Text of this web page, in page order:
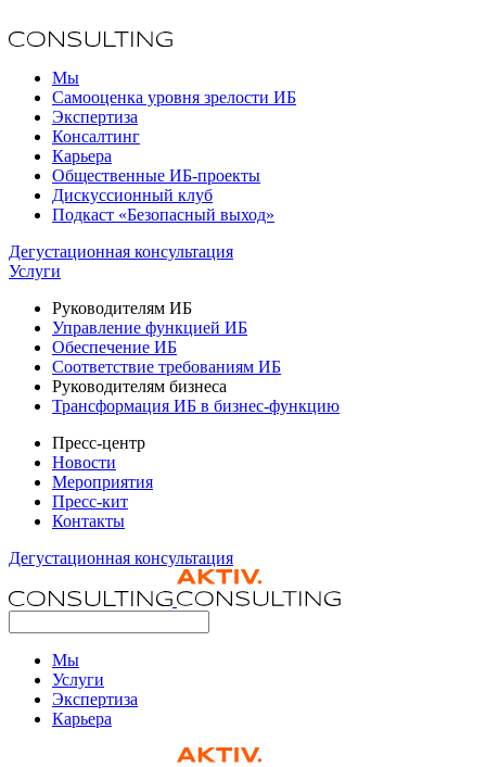
Мы
Самооценка уровня зрелости ИБ
Экспертиза
Консалтинг
Карьера
Общественные ИБ-проекты
Дискуссионный клуб
Подкаст «Безопасный выход»
Дегустационная консультация
Услуги
Руководителям ИБ
Управление функцией ИБ
Обеспечение ИБ
Соответствие требованиям ИБ
Руководителям бизнеса
Трансформация ИБ в бизнес-функцию
Пресс-центр
Новости
Мероприятия
Пресс-кит
Контакты
Дегустационная консультация
Мы
Услуги
Экспертиза
Карьера